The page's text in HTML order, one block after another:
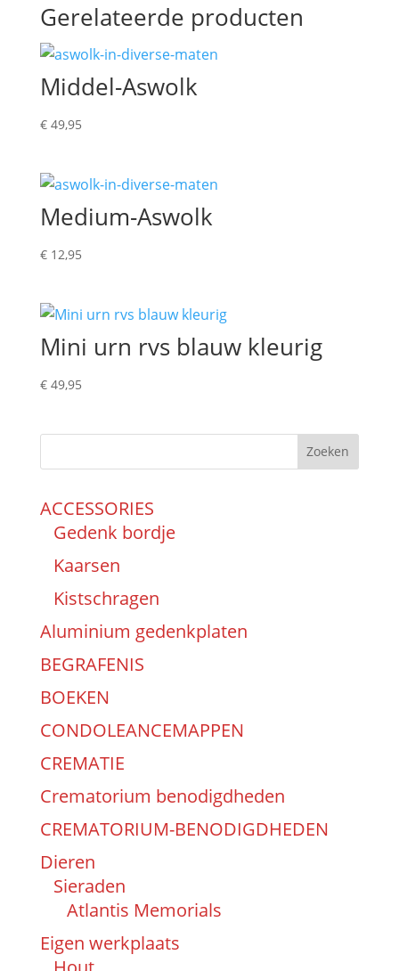
Gerelateerde producten
Middel-Aswolk
€49,95
Medium-Aswolk
€12,95
Mini urn rvs blauw kleurig
€49,95
Zoeken
ACCESSORIES
Gedenk bordje
Kaarsen
Kistschragen
Aluminium gedenkplaten
BEGRAFENIS
BOEKEN
CONDOLEANCEMAPPEN
CREMATIE
Crematorium benodigdheden
CREMATORIUM-BENODIGDHEDEN
Dieren
Sieraden
Atlantis Memorials
Eigen werkplaats